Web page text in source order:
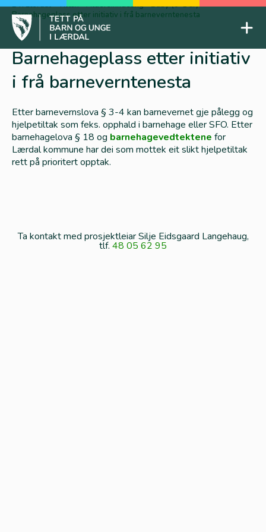
Skip
content
Tett på barn og unge
BTI Lærdal-Tiltak-Aldersinndeling-Baby (0-1 år)-
Barnehageplass etter initiativ i frå barneverntenesta
Barnehageplass etter initiativ
i frå barneverntenesta
Etter barnevernslova § 3-4 kan barnevernet gje pålegg og
hjelpetiltak som feks. opphald i barnehage eller SFO. Etter
barnehagelova § 18 og barnehagevedtektene for
Lærdal kommune har dei som mottek eit slikt hjelpetiltak
rett på prioritert opptak.
Ta kontakt med prosjektleiar Silje Eidsgaard Langehaug,
tlf. 48 05 62 95